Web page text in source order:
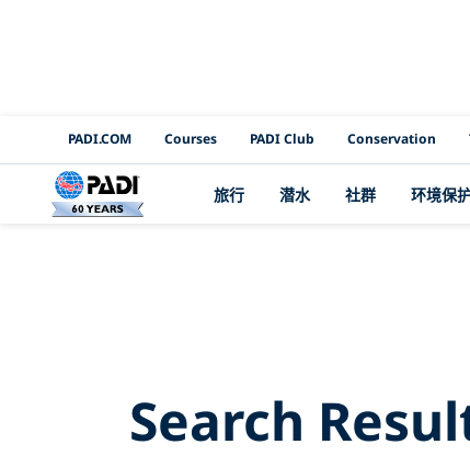
PADI Channels
PADI.COM Courses PADI Club Conservation
旅行 潜水 社群 环境保
Search